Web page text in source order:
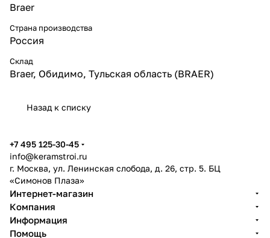
Braer
Страна производства
Россия
Склад
Braer, Обидимо, Тульская область (BRAER)
Назад к списку
+7 495 125-30-45
info@keramstroi.ru
г. Москва, ул. Ленинская слобода, д. 26, стр. 5. БЦ
«Симонов Плаза»
Интернет-магазин
Компания
Информация
Помощь